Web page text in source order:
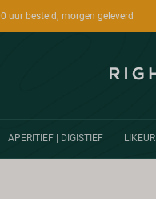
uur besteld; morgen geleverd
APERITIEF | DIGISTIEF LIKEUR